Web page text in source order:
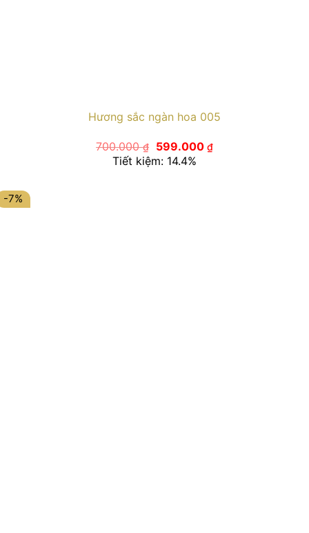
Hương sắc ngàn hoa 005
700.000₫
Giá
gốc
là:
599.000 ₫Giá
hiện
Tiết kiệm: 14.4%
-7%